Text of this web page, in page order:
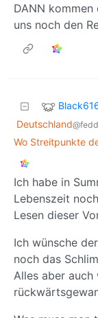
DANN
uns noch den
Deutschland
Wo Streitpunkte
Ich habe in
Lebenszeit
Lesen dieser
Ich wünsche
noch das
Alles aber